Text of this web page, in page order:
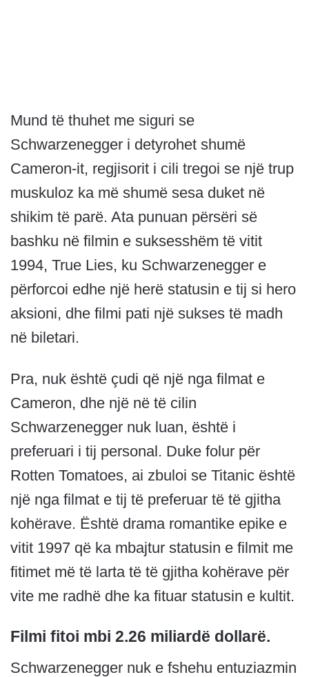
Mund të thuhet me siguri se
Schwarzenegger i detyrohet shumë
Cameron-it, regjisorit i cili tregoi se një trup
muskuloz ka më shumë sesa duket në
shikim të parë. Ata punuan përsëri së
bashku në filmin e suksesshëm të vitit
1994, True Lies, ku Schwarzenegger e
përforcoi edhe një herë statusin e tij si hero
aksioni, dhe filmi pati një sukses të madh
në biletari.
Pra, nuk është çudi që një nga filmat e
Cameron, dhe një në të cilin
Schwarzenegger nuk luan, është i
preferuari i tij personal. Duke folur për
Rotten Tomatoes, ai zbuloi se Titanic është
një nga filmat e tij të preferuar të të gjitha
kohërave. Është drama romantike epike e
vitit 1997 që ka mbajtur statusin e filmit me
fitimet më të larta të të gjitha kohërave për
vite me radhë dhe ka fituar statusin e kultit.
Filmi fitoi mbi 2.26 miliardë dollarë.
Schwarzenegger nuk e fshehu entuziazmin